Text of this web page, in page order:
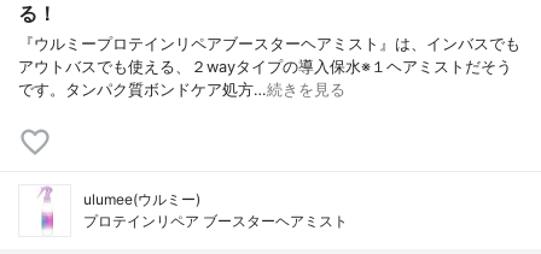
る！
『ウルミープロテインリペアブースターヘアミスト』は、インバスでも
アウトバスでも使える、２wayタイプの導入保水※１ヘアミストだそう
です。タンパク質ボンドケア処方…続きを見る
ulumee(ウルミー)
プロテインリペア ブースターヘアミスト